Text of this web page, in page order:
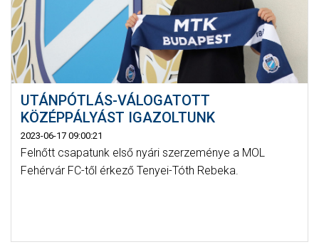
UTÁNPÓTLÁS-VÁLOGATOTT
KÖZÉPPÁLYÁST IGAZOLTUNK
2023-06-17 09:00:21
Felnőtt csapatunk első nyári szerzeménye a MOL
Fehérvár FC-től érkező Tenyei-Tóth Rebeka.